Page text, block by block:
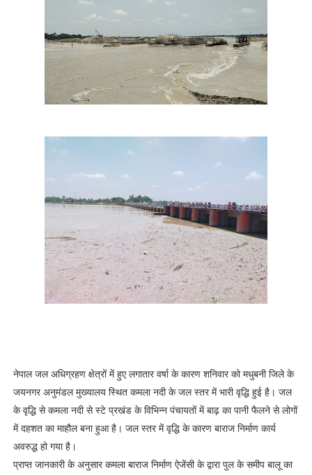
नेपाल जल अधिग्रहण क्षेत्रों में हुए लगातार वर्षा के कारण शनिवार को मधुबनी जिले के
जयनगर अनुमंडल मुख्यालय स्थित कमला नदी के जल स्तर में भारी वृद्धि हुई है। जल
के वृद्धि से कमला नदी से स्टे प्रखंड के विभिन्न पंचायतों में बाढ़ का पानी फैलने से लोगों
में दहशत का माहौल बना हुआ है। जल स्तर में वृद्धि के कारण बाराज निर्माण कार्य
अवरुद्ध हो गया है।
प्राप्त जानकारी के अनुसार कमला बाराज निर्माण ऐजेंसी के द्वारा पुल के समीप बालू का